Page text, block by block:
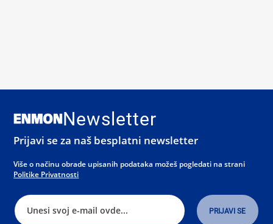
Newsletter
Prijavi se za naš besplatni newsletter
Više o načinu obrade upisanih podataka možeš pogledati na strani
Politike Privatnosti